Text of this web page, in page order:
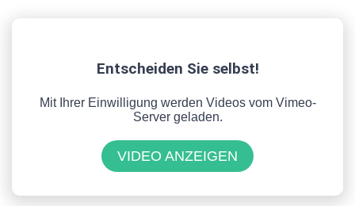
Entscheiden Sie selbst!
Mit Ihrer Einwilligung werden Videos vom Vimeo-
Server geladen.
VIDEO ANZEIGEN